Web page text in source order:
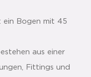
ein Bogen mit 45
aus einer
Fittings und